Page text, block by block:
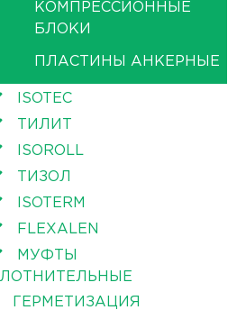
КОМПРЕССИОННЫЕ
БЛОКИ
ПЛАСТИНЫ АНКЕРНЫЕ
ISOTEC
ТИЛИТ
ISOROLL
ТИЗОЛ
ISOTERM
FLEXALEN
МУФТЫ
ГЕРМЕТИЗАЦИЯ